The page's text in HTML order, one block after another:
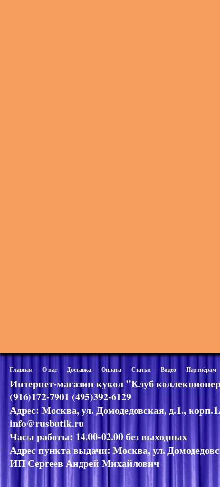
Главная О нас Доставка Оплата Статьи Видео Партнёрам
Интернет-магазин кукол "Клуб
(916)172-7901 (495)392-6129
Адрес: Москва, ул. Домодедовская, д.1.,
info@rusbutik.ru
Часы работы: 14.00-02.00 без выходных
Адрес пункта выдачи: Москва, ул.
ИП Сергеев Андрей Михайлович